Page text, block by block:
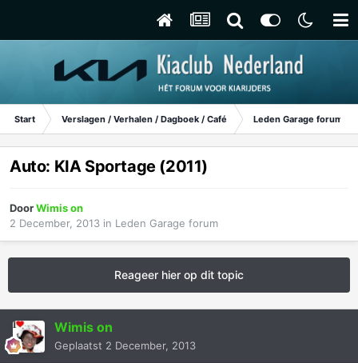
Start Verslagen / Verhalen / Dagboek / Café Leden Garage forum
Auto: KIA Sportage (2011)
DoorWimis on
2 December, 2013 in Leden Garage forum
Reageer hier op dit topic
Wimis on
Geplaatst 2 December, 2013